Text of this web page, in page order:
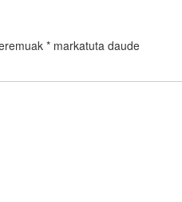
* markatuta daude